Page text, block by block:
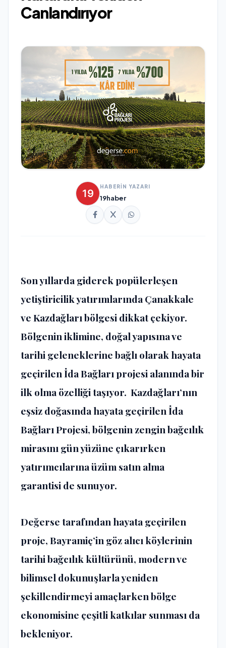
Canlandırıyor
HABERİN YAZARI
19haber
Son yıllarda giderek popülerleşen
yetiştiricilik yatırımlarında Çanakkale
ve Kazdağları bölgesi dikkat çekiyor.
Bölgenin iklimine, doğal yapısına ve
tarihi geleneklerine bağlı olarak hayata
geçirilen İda Bağları projesi alanında bir
ilk olma özelliği taşıyor. Kazdağları’nın
eşsiz doğasında hayata geçirilen İda
Bağları Projesi, bölgenin zengin bağcılık
mirasını gün yüzüne çıkarırken
yatırımcılarına üzüm satın alma
garantisi de sunuyor.
Değerse tarafından hayata geçirilen
proje, Bayramiç’in göz alıcı köylerinin
tarihi bağcılık kültürünü, modern ve
bilimsel dokunuşlarla yeniden
şekillendirmeyi amaçlarken bölge
ekonomisine çeşitli katkılar sunması da
bekleniyor.